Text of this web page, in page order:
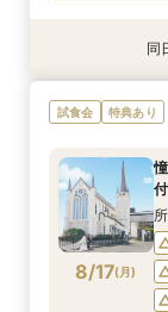
衣装試着
8/16( 日)
万
特典あり
8/16( 日)
特典あり
8/16( 日)
特典あり
8/16( 日)
衣装試着
8/16( 日)
同
試食会 特典あり
8/17(月)